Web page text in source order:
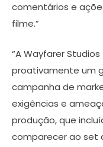
comentários e
filme.”
“A Wayfarer
proativamente um
campanha de
exigências e
produção, que
comparecer ao set